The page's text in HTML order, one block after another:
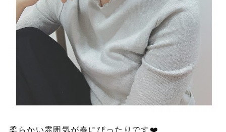
柔らかい雰囲気が春にぴったりです❤️